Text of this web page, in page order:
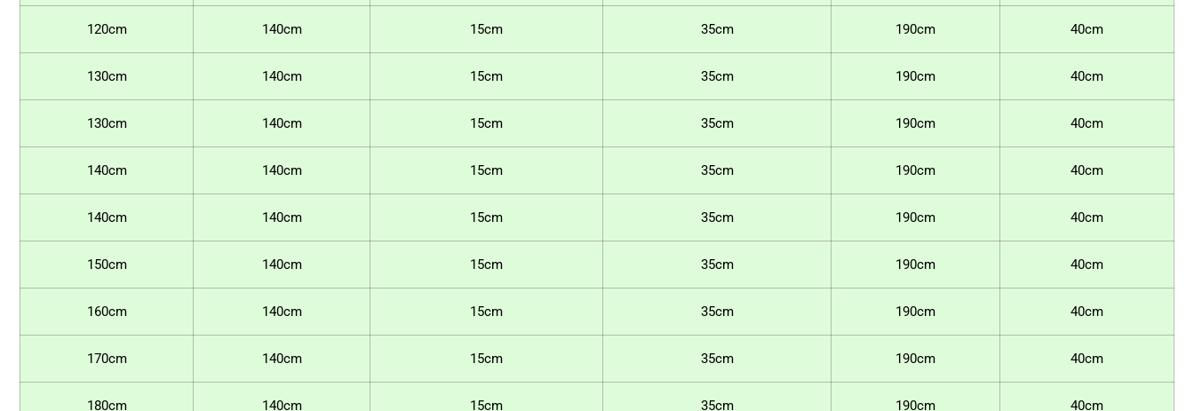
120cm 140cm 15cm 35cm 190cm 40cm
130cm 140cm 15cm 35cm 190cm 40cm
130cm 140cm 15cm 35cm 190cm 40cm
140cm 140cm 15cm 35cm 190cm 40cm
140cm 140cm 15cm 35cm 190cm 40cm
150cm 140cm 15cm 35cm 190cm 40cm
160cm 140cm 15cm 35cm 190cm 40cm
170cm 140cm 15cm 35cm 190cm 40cm
180cm 140cm 15cm 35cm 190cm 40cm